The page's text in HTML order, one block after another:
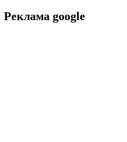
Реклама google